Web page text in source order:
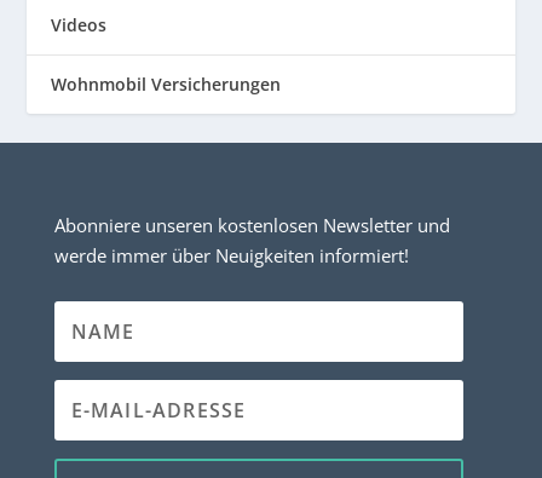
Videos
Wohnmobil Versicherungen
Abonniere unseren kostenlosen Newsletter und
werde immer über Neuigkeiten informiert!